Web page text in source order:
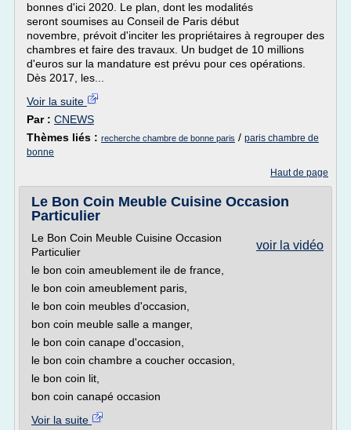
bonnes d'ici 2020. Le plan, dont les modalités
seront soumises au Conseil de Paris début
novembre, prévoit d'inciter les propriétaires à regrouper des
chambres et faire des travaux. Un budget de 10 millions
d'euros sur la mandature est prévu pour ces opérations.
Dès 2017, les...
Voir la suite
Par : CNEWS
Thèmes liés : recherche chambre de bonne paris / paris chambre de
bonne
Haut de page
Le Bon Coin Meuble Cuisine Occasion
Particulier
voir la vidéo
Le Bon Coin Meuble Cuisine Occasion
Particulier
le bon coin ameublement ile de france,
le bon coin ameublement paris,
le bon coin meubles d'occasion,
bon coin meuble salle a manger,
le bon coin canape d'occasion,
le bon coin chambre a coucher occasion,
le bon coin lit,
bon coin canapé occasion
Voir la suite